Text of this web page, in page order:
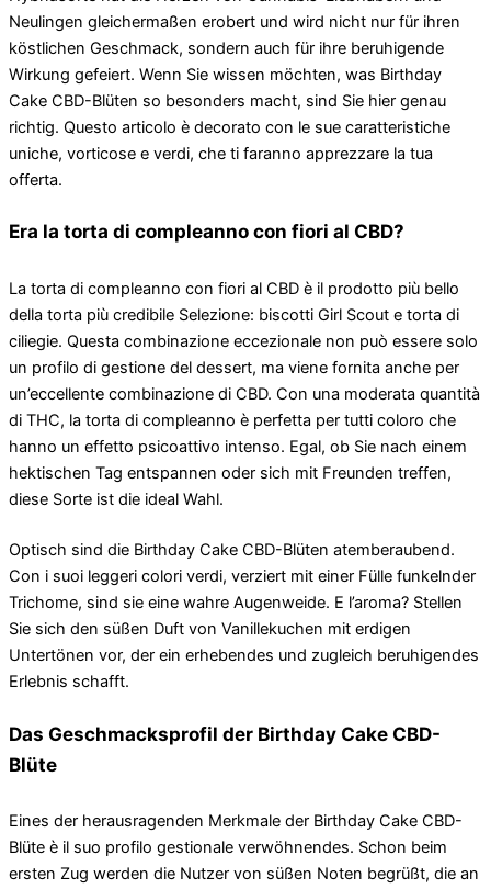
Neulingen gleichermaßen erobert und wird nicht nur für ihren
köstlichen Geschmack, sondern auch für ihre beruhigende
Wirkung gefeiert. Wenn Sie wissen möchten, was Birthday
Cake CBD-Blüten so besonders macht, sind Sie hier genau
richtig. Questo articolo è decorato con le sue caratteristiche
uniche, vorticose e verdi, che ti faranno apprezzare la tua
offerta.
Era la torta di compleanno con fiori al CBD?
La torta di compleanno con fiori al CBD è il prodotto più bello
della torta più credibile Selezione: biscotti Girl Scout e torta di
ciliegie. Questa combinazione eccezionale non può essere solo
un profilo di gestione del dessert, ma viene fornita anche per
un’eccellente combinazione di CBD. Con una moderata quantità
di THC, la torta di compleanno è perfetta per tutti coloro che
hanno un effetto psicoattivo intenso. Egal, ob Sie nach einem
hektischen Tag entspannen oder sich mit Freunden treffen,
diese Sorte ist die ideal Wahl.
Optisch sind die Birthday Cake CBD-Blüten atemberaubend.
Con i suoi leggeri colori verdi, verziert mit einer Fülle funkelnder
Trichome, sind sie eine wahre Augenweide. E l’aroma? Stellen
Sie sich den süßen Duft von Vanillekuchen mit erdigen
Untertönen vor, der ein erhebendes und zugleich beruhigendes
Erlebnis schafft.
Das Geschmacksprofil der Birthday Cake CBD-
Blüte
Eines der herausragenden Merkmale der Birthday Cake CBD-
Blüte è il suo profilo gestionale verwöhnendes. Schon beim
ersten Zug werden die Nutzer von süßen Noten begrüßt, die an